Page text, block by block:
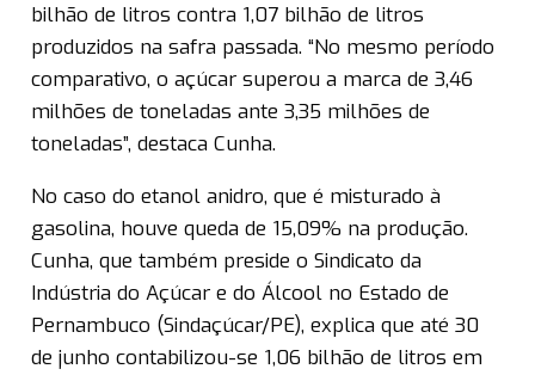
bilhão de litros contra 1,07 bilhão de litros
produzidos na safra passada. “No mesmo período
comparativo, o açúcar superou a marca de 3,46
milhões de toneladas ante 3,35 milhões de
toneladas”, destaca Cunha.
No caso do etanol anidro, que é misturado à
gasolina, houve queda de 15,09% na produção.
Cunha, que também preside o Sindicato da
Indústria do Açúcar e do Álcool no Estado de
Pernambuco (Sindaçúcar/PE), explica que até 30
de junho contabilizou-se 1,06 bilhão de litros em